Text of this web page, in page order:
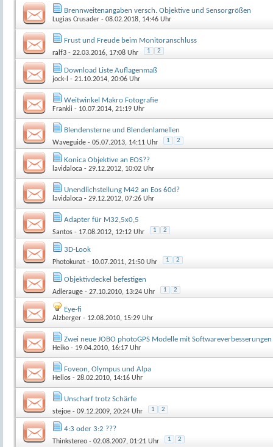
Brennweitenangaben versch. Objektive und Sensorgrößen
Lugias Crusader - 08.02.2018, 14:46 Uhr
Frust und Freude beim Monitoranschluss
ralf3 - 22.03.2016, 17:08 Uhr 1 2
Download Liste Auflagenmaß
jock-l - 21.10.2014, 20:06 Uhr
Weitwinkel Makro Fotografie
Frankii - 10.07.2014, 21:19 Uhr
Blendensterne und Blendenlamellen
Waveguide - 05.07.2013, 14:11 Uhr 1 2
Konica Objektive an EOS??
lavidaloca - 29.12.2012, 10:02 Uhr
Unendlichstellung M42 an Eos 60d?
lavidaloca - 29.12.2012, 07:26 Uhr
Adapter für M32,5x0,5
Santos - 17.08.2012, 12:12 Uhr 1 2
3D-Look
Photokunzt - 10.07.2011, 21:50 Uhr 1 2
Objektivdeckel befestigen
Adlerauge - 27.10.2010, 13:24 Uhr 1 2
Eye-fi
Alzberger - 12.08.2010, 15:29 Uhr
Zwei neue JOBO photoGPS Modelle mit Softwareverbesserungen
Heiko - 19.04.2010, 16:17 Uhr
Foveon, Olympus und Alpa
Helios - 28.02.2010, 14:16 Uhr
Unscharf trotz Schärfe
stejoe - 09.12.2009, 20:24 Uhr 1 2
4:3 oder 3:2 ???
Thinkstereo - 02.08.2007, 01:21 Uhr 1 2